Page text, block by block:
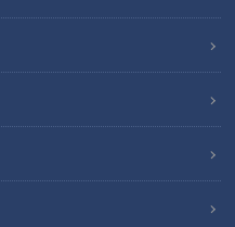
の骨、特に椎間板に原因があ
間板ヘルニアについて脊
らいます。
すすめ